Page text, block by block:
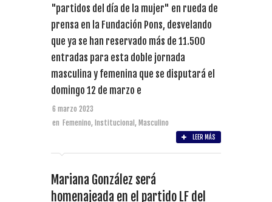
"partidos del día de la mujer" en rueda de
prensa en la Fundación Pons, desvelando
que ya se han reservado más de 11.500
entradas para esta doble jornada
masculina y femenina que se disputará el
domingo 12 de marzo e
6 marzo 2023
en Femenino, Institucional, Masculino
LEER MÁS
Mariana González será
homenajeada en el partido LF del